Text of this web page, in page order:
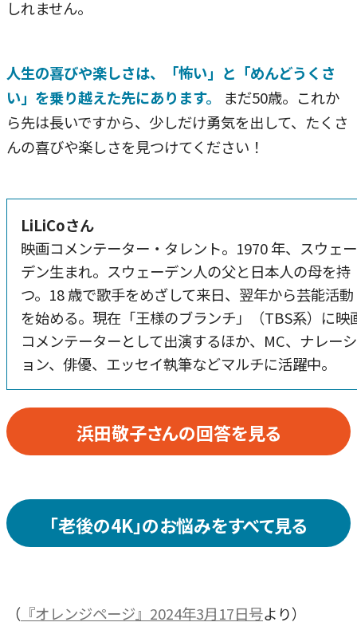
しれません。
人生の喜びや楽しさは、「怖い」と「めんどうくさ
い」を乗り越えた先にあります。
まだ50歳。これか
ら先は長いですから、少しだけ勇気を出して、たくさ
んの喜びや楽しさを見つけてください！
LiLiCoさん
映画コメンテーター・タレント。1970 年、スウェー
デン生まれ。スウェーデン人の父と日本人の母を持
つ。18 歳で歌手をめざして来日、翌年から芸能活動
を始める。現在「王様のブランチ」（TBS系）に映
コメンテーターとして出演するほか、MC、ナレーシ
ョン、俳優、エッセイ執筆などマルチに活躍中。
浜田敬子さんの回答を見る
「老後の4K」のお悩みをすべて見る
（ 『オレンジページ』2024年3月17日号より）